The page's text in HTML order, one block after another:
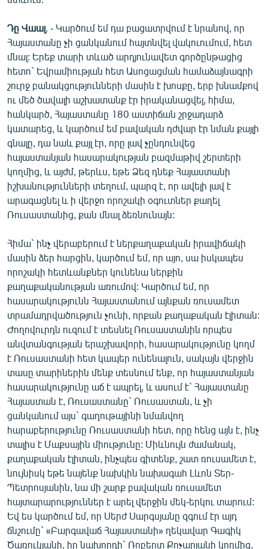
Դը Վաալ . - Կարծում եմ դա բացատրվում է նրանով, որ
Հայաստանը չի ցանկանում հայտնվել վակուումում, հետ
մնալ: Երեք տարի տևած արդյունավետ գործընթացից
հետո` Եվրամիության հետ Ասոցացման համաձայնագրի
շուրջ բանակցությունների մասին է խոսքը, երբ խնամքով
ու մեծ ծավալի աշխատանք էր իրականացվել, հիմա,
հանկարծ, Հայաստանը 180 աստիճան շրջադարձ
կատարեց, և կարծում եմ բավական դժվար էր նման քայլի
գնալը, դա նաև քայլ էր, որը լավ չընդունվեց
հայաստանյան հասարակության բազմաթիվ շերտերի
կողմից, և այժմ, թերևս, եթե Ձեզ դնեք Հայաստանի
իշխանությունների տեղում, պարզ է, որ ավելի լավ է
արագացնել և ի վերջո որոշակի օգուտներ քաղել
Ռուսաստանից, քան մնալ ձեռնունայն:
Հիմա` ինչ վերաբերում է ներքաղաքական իրավիճակի
մասին ձեր հարցին, կարծում եմ, որ այո, սա իսկապես
որոշակի հետևանքներ կունենա ներքին
քաղաքականության առումով: Կարծում եմ, որ
հասարակությունն Հայաստանում այնքան ռուսամետ
տրամադրվածություն չունի, որքան քաղաքական էլիտան:
Ժողովուրդն ուզում է տեսնել Ռուսաստանին որպես
անվտանգության երաշխավորի, հասարակությունը կողմ
է Ռուսաստանի հետ կապեր ունենալուն, սակայն վերջին
տասը տարիներին մենք տեսնում ենք, որ հայաստանյան
հասարակությունը աճ է ապրել, և ասում է` Հայաստանը
Հայաստան է, Ռուսաստանը` Ռուսաստան, և չի
ցանկանում այս` գաղութայինի նմանվող
հարաբերությունը Ռուսաստանի հետ, որը հենց այն է, ինչ
տալիս է Մաքսային միությունը: Միևնույն ժամանակ,
քաղաքական էլիտան, ինչպես գիտենք, շատ ռուսամետ է,
նույնիսկ եթե նայենք նախկին նախագահ Լևոն Տեր-
Պետրոսյանին, նա մի շարք բավական ռուսամետ
հայտարարություններ է արել վերջին մեկ-երկու տարում:
Եվ ես կարծում եմ, որ Սերժ Սարգսյանը զգում էր այդ
ճնշումը` «Բարգավաճ Հայաստանի» ղեկավար Գագիկ
Ծառուկյանի, իր նախորդի` Ռոբերտ Քոչարյանի կողմից,